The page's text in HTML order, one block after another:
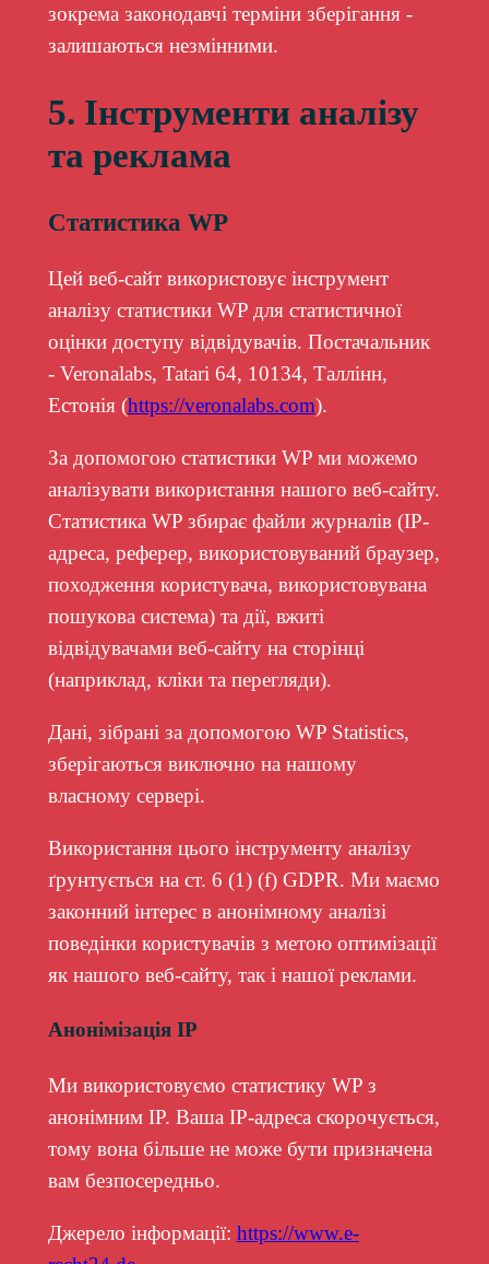
зокрема законодавчі терміни зберігання -
залишаються незмінними.
5. Інструменти аналізу
та реклама
Статистика WP
Цей веб-сайт використовує інструмент
аналізу статистики WP для статистичної
оцінки доступу відвідувачів. Постачальник
- Veronalabs, Tatari 64, 10134, Таллінн,
Естонія (https://veronalabs.com).
За допомогою статистики WP ми можемо
аналізувати використання нашого веб-сайту.
Статистика WP збирає файли журналів (IP-
адреса, реферер, використовуваний браузер,
походження користувача, використовувана
пошукова система) та дії, вжиті
відвідувачами веб-сайту на сторінці
(наприклад, кліки та перегляди).
Дані, зібрані за допомогою WP Statistics,
зберігаються виключно на нашому
власному сервері.
Використання цього інструменту аналізу
ґрунтується на ст. 6 (1) (f) GDPR. Ми маємо
законний інтерес в анонімному аналізі
поведінки користувачів з метою оптимізації
як нашого веб-сайту, так і нашої реклами.
Анонімізація IP
Ми використовуємо статистику WP з
анонімним IP. Ваша IP-адреса скорочується,
тому вона більше не може бути призначена
вам безпосередньо.
Джерело інформації: https://www.e-